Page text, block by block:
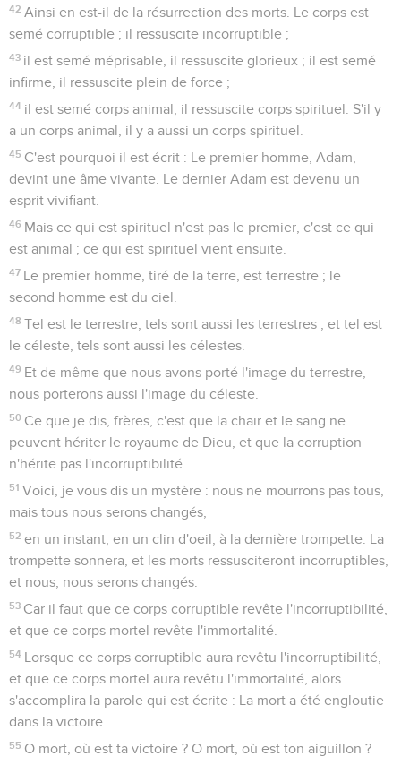
42 Ainsi en est-il de la résurrection des morts. Le corps est
semé corruptible ; il ressuscite incorruptible ;
43 il est semé méprisable, il ressuscite glorieux ; il est semé
infirme, il ressuscite plein de force ;
44 il est semé corps animal, il ressuscite corps spirituel. S'il y
a un corps animal, il y a aussi un corps spirituel.
45 C'est pourquoi il est écrit : Le premier homme, Adam,
devint une âme vivante. Le dernier Adam est devenu un
esprit vivifiant.
46 Mais ce qui est spirituel n'est pas le premier, c'est ce qui
est animal ; ce qui est spirituel vient ensuite.
47 Le premier homme, tiré de la terre, est terrestre ; le
second homme est du ciel.
48 Tel est le terrestre, tels sont aussi les terrestres ; et tel est
le céleste, tels sont aussi les célestes.
49 Et de même que nous avons porté l'image du terrestre,
nous porterons aussi l'image du céleste.
50 Ce que je dis, frères, c'est que la chair et le sang ne
peuvent hériter le royaume de Dieu, et que la corruption
n'hérite pas l'incorruptibilité.
51 Voici, je vous dis un mystère : nous ne mourrons pas tous,
mais tous nous serons changés,
52 en un instant, en un clin d'oeil, à la dernière trompette. La
trompette sonnera, et les morts ressusciteront incorruptibles,
et nous, nous serons changés.
53 Car il faut que ce corps corruptible revête l'incorruptibilité,
et que ce corps mortel revête l'immortalité.
54 Lorsque ce corps corruptible aura revêtu l'incorruptibilité,
et que ce corps mortel aura revêtu l'immortalité, alors
s'accomplira la parole qui est écrite : La mort a été engloutie
dans la victoire.
55 O mort, où est ta victoire ? O mort, où est ton aiguillon ?